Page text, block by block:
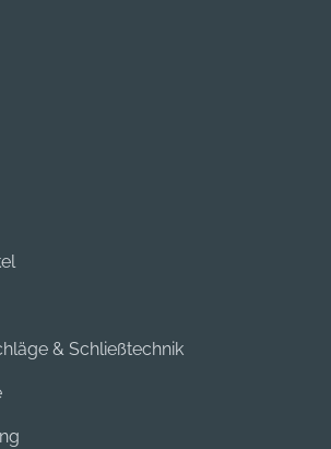
& Schließtechnik